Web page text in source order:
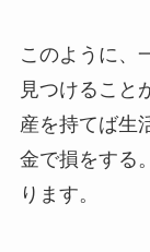
このように、
見つけること
産を持てば生
金で損をする
ります。